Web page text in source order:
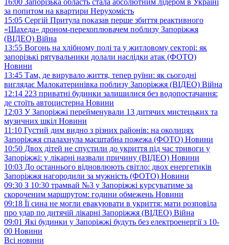
за попитом на квартири Нерухомість
15:05 Сергій Притула показав перше збиття реактивного
«Шахеда» дроном-перехоплювачем поблизу Запоріжжя
(ВІДЕО) Війна
13:55 Вогонь на хлібному полі та у житловому секторі: як
запорізькі рятувальники долали наслідки атак (ФОТО)
Новини
13:45 Там, де вирувало життя, тепер руїни: як сьогодні
виглядає Малокатеринівка поблизу Запоріжжя (ВІДЕО) Війна
12:14 223 приватні будинки залишилися без водопостачання:
де стоїть автоцистерна Новини
12:03 У Запоріжжі перейменували 13 дитячих мистецьких та
музичних шкіл Новини
11:10 Густий дим видно з різних районів: на околицях
Запоріжжя спалахнула масштабна пожежа (ФОТО) Новини
10:50 Двох дітей не спустили до укриття під час тривоги у
Запоріжжі: у лікарні назвали причину (ВІДЕО) Новини
10:03 До останнього відновлюють світло: двох енергетиків
Запоріжжя нагородили за мужність (ФОТО) Новини
09:30 З 10:30 трамвай №3 у Запоріжжі курсуватиме за
скороченим маршрутом: години обмежень Новини
09:18 Її сина не могли евакуювати в укриття: мати розповіла
про удар по дитячій лікарні Запоріжжя (ВІДЕО) Війна
09:01 Які будинки у Запоріжжі будуть без електроенергії з 10-
00 Новини
Всі новини